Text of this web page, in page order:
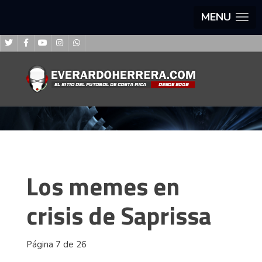
MENU
Los memes en
crisis de Saprissa
Página 7 de 26